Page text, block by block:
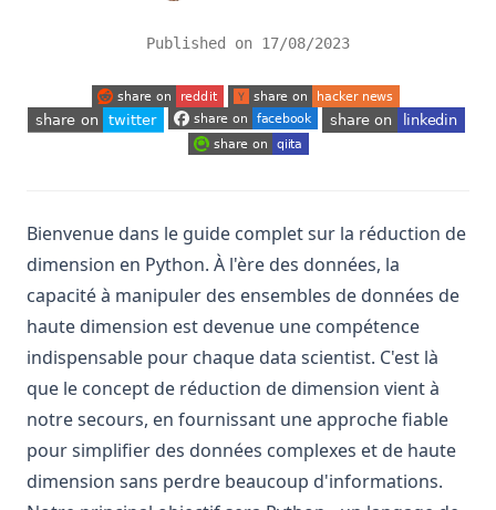
Pandas Dataframe: Basic Operations for Beginners
Pandas Dataframe: opérations de base pour les débutants
Pandas Plot Histogram: Create and Customize Histograms
Pandas Réorganiser les colonnes: Techniques efficaces de
manipulation de DataFrame
Pandas Traçage Histogramme : Créer et Personnaliser des
Histogrammes en Python
Pandas Typage : meilleures pratiques pour un code
efficace et maintenable
Pandas Typing: Best Practices for Efficient and
Maintainable Code
Pandas Unstack : Explication claire
Published on 17/08/2023
(opens in a new tab)(opens in a new tab)
(opens in a new tab)(opens in a new tab)
Bienvenue dans le guide complet sur la réduction de
dimension en Python. À l'ère des données, la
capacité à manipuler des ensembles de données de
haute dimension est devenue une compétence
indispensable pour chaque data scientist. C'est là
que le concept de réduction de dimension vient à
notre secours, en fournissant une approche fiable
pour simplifier des données complexes et de haute
dimension sans perdre beaucoup d'informations.